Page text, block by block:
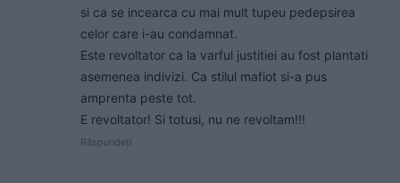
si ca se incearca cu mai mult tupeu pedepsirea
celor care i-au condamnat.
Este revoltator ca la varful justitiei au fost plantati
asemenea indivizi. Ca stilul mafiot si-a pus
amprenta peste tot.
E revoltator! Si totusi, nu ne revoltam!!!
Răspundeți